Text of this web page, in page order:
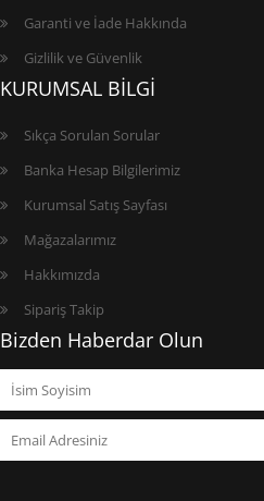
Garanti ve İade Hakkında
Gizlilik ve Güvenlik
KURUMSAL BİLGİ
Sıkça Sorulan Sorular
Banka Hesap Bilgilerimiz
Kurumsal Satış Sayfası
Mağazalarımız
Hakkımızda
Sipariş Takip
Bizden Haberdar Olun